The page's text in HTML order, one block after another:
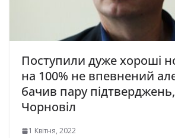
Поступили дуже хороші
на 100% не впевнений
бaчив пapу
Чорновіл
1 Квітня, 2022